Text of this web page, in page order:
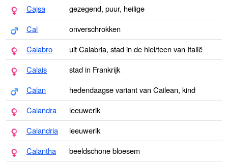
Cajsa
gezegend, puur, heilige
Cal
onverschrokken
Calabro
uit Calabria, stad in de hiel/teen van Italië
Calais
stad in Frankrijk
Calan
hedendaagse variant van Cailean, kind
Calandra
leeuwerik
Calandria
leeuwerik
Calantha
beeldschone bloesem